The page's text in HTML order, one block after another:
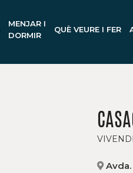
MENJAR I
DORMIR
QUÈ VEURE I FER
Avda.